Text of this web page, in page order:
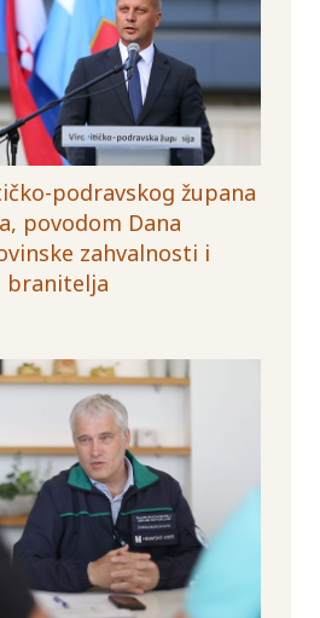
podravskog župana
povodom Dana
zahvalnosti i
branitelja